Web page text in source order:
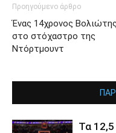
Προηγούμενο άρθρο
Ένας 14χρονος Βολιώτης
στο στόχαστρο της
Ντόρτμουντ
Τα